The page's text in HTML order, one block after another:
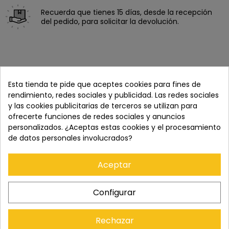
Recuerda que tienes 15 días, desde la recepción
del pedido, para solicitar la devolución.
Cómpralo con
+
Esta tienda te pide que aceptes cookies para fines de
rendimiento, redes sociales y publicidad. Las redes sociales
y las cookies publicitarias de terceros se utilizan para
ofrecerte funciones de redes sociales y anuncios
personalizados. ¿Aceptas estas cookies y el procesamiento
de datos personales involucrados?
Aceptar
Configurar
Rechazar